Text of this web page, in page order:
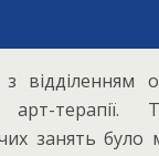
терапії.
занять було